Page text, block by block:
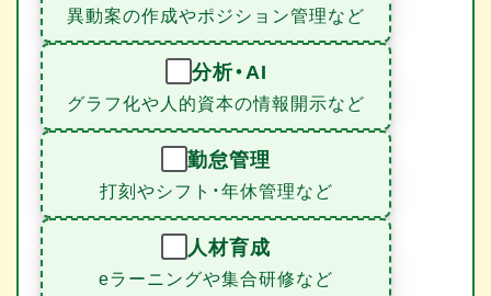
異動案の作成やポジション管理など
分析・AI
グラフ化や人的資本の情報開示など
勤怠管理
打刻やシフト・年休管理など
人材育成
eラーニングや集合研修など